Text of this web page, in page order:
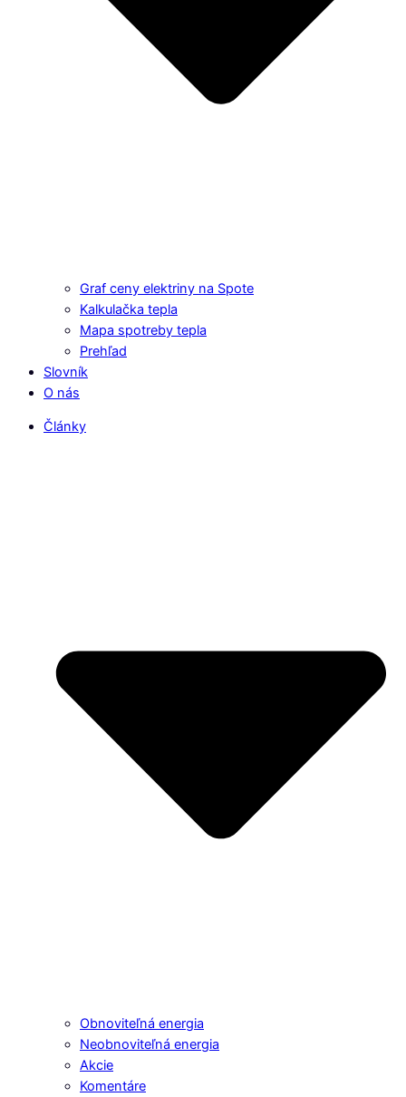
Graf ceny elektriny na Spote
Kalkulačka tepla
Mapa spotreby tepla
Prehľad
Slovník
O nás
Články
Obnoviteľná energia
Neobnoviteľná energia
Akcie
Komentáre